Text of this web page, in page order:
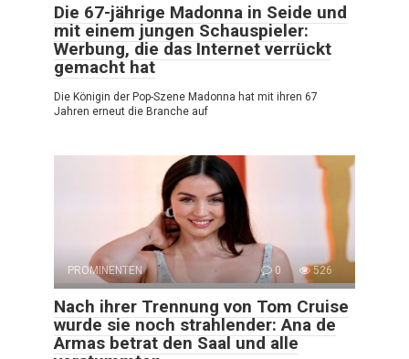
Die 67-jährige Madonna in Seide und
mit einem jungen Schauspieler:
Werbung, die das Internet verrückt
gemacht hat
Die Königin der Pop-Szene Madonna hat mit ihren 67
Jahren erneut die Branche auf
PROMINENTEN 0 526
Nach ihrer Trennung von Tom Cruise
wurde sie noch strahlender: Ana de
Armas betrat den Saal und alle